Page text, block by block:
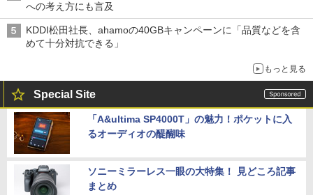
への考え方にも言及
KDDI松田社長、ahamoの40GBキャンペーンに「品質などを含
めて十分対抗できる」
もっと見る
Special Site
「A&ultima SP4000T」の魅力！ポケットに入
るオーディオの醍醐味
ソニーミラーレス一眼の大特集！ 見どころ記事
まとめ